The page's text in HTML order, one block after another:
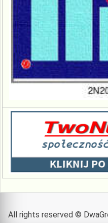
All rights reserved ©